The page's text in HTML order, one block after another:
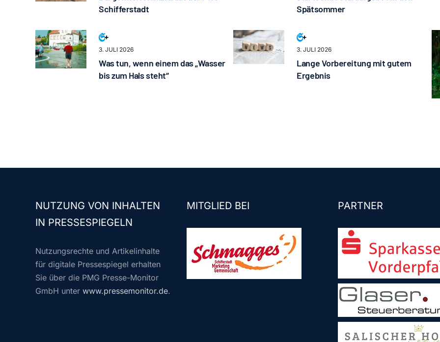
Schifferstadt
Spätsommer
3. JULI 2026
Was tun, wenn einem das „Wasser
bis zum Hals steht“
3. JULI 2026
Lange Vorbereitung mit gutem
Ergebnis
NUTZUNG VON INHALTEN
IN PRESSESPIEGELN
Nutzungsrechte und Artikelinhalte
für digitale Pressespiegel erhalten
Sie über die PMG Presse-Monitor
GmbH unter www.pressemonitor.de.
MITGLIED BEI PARTNER